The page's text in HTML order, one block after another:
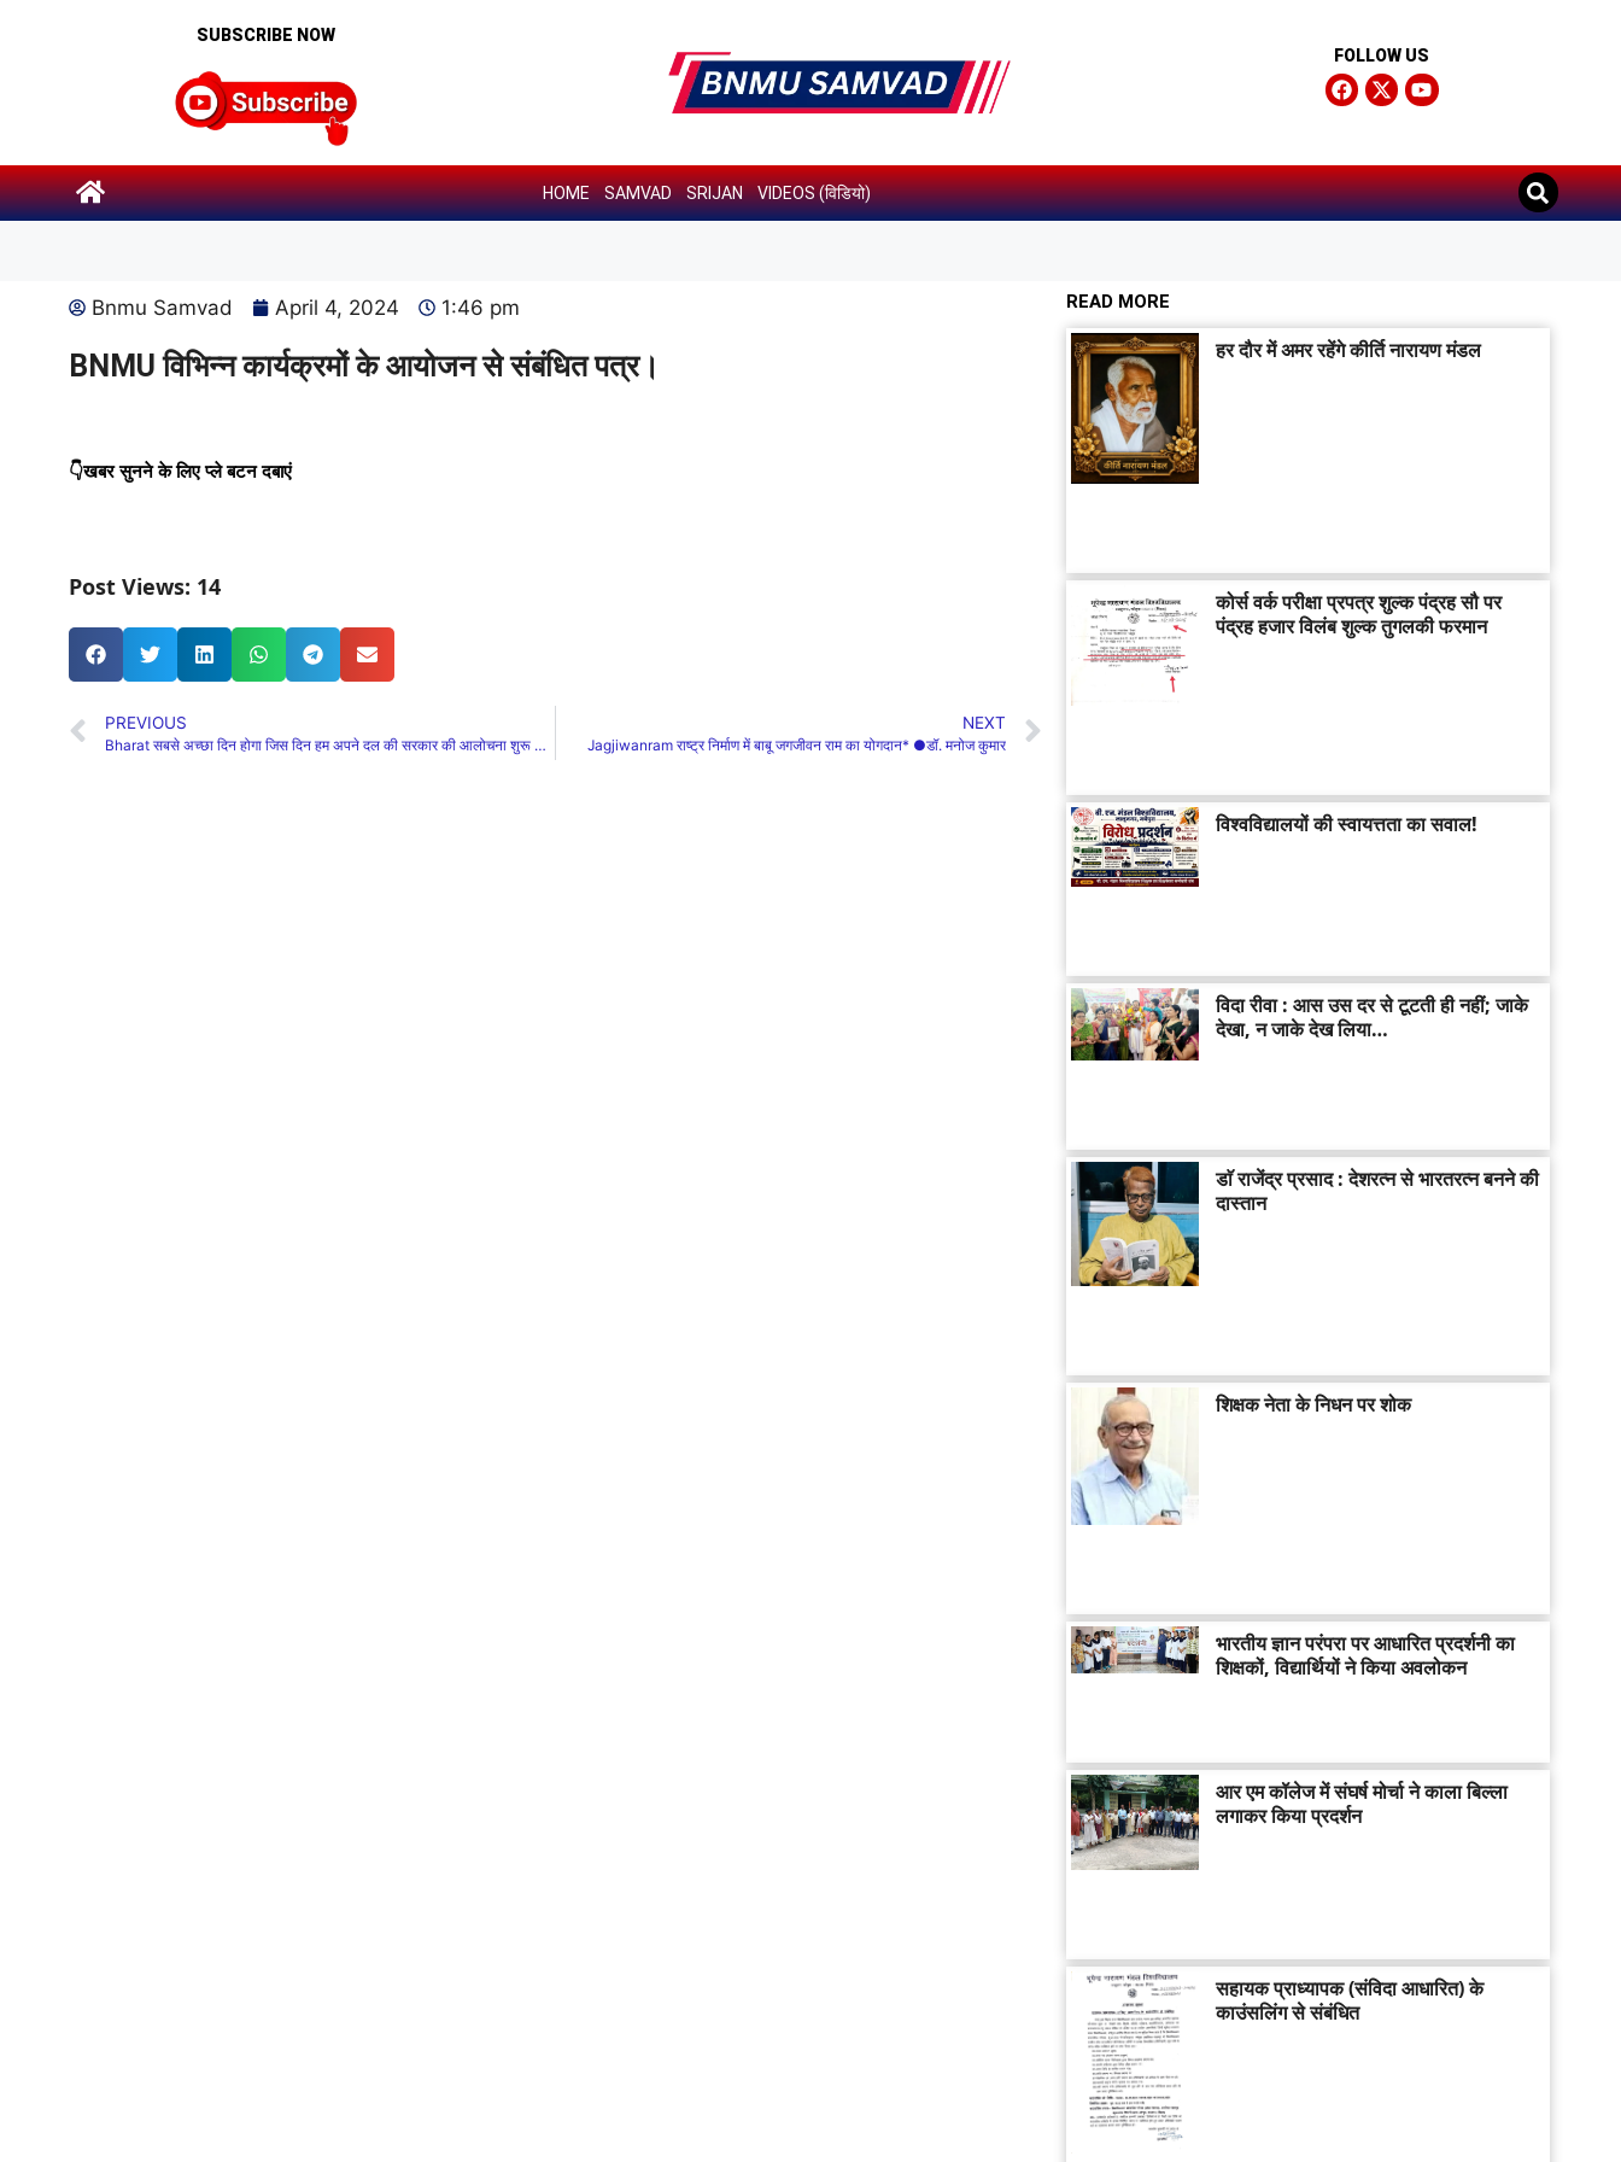
SUBSCRIBE NOW
FOLLOW US
HOME SAMVAD SRIJAN VIDEOS (विडियो)
Bnmu Samvad April 4, 2024 1:46 pm
BNMU विभिन्न कार्यक्रमों के आयोजन से संबंधित पत्र।
👇खबर सुनने के लिए प्ले बटन दबाएं
Post Views: 14
PREVIOUS
Bharat सबसे अच्छा दिन होगा जिस दिन हम अपने दल की सरकार की आलोचना शुरू करेंगे-रघु ठाकुर
NEXT
Jagjiwanram राष्ट्र निर्माण में बाबू जगजीवन राम का योगदान* ●डॉ. मनोज कुमार
READ MORE
हर दौर में अमर रहेंगे कीर्ति नारायण मंडल
कोर्स वर्क परीक्षा प्रपत्र शुल्क पंद्रह सौ पर
पंद्रह हजार विलंब शुल्क तुगलकी फरमान
विश्वविद्यालयों की स्वायत्तता का सवाल!
विदा रीवा : आस उस दर से टूटती ही नहीं; जाके
देखा, न जाके देख लिया…
डाॅ राजेंद्र प्रसाद : देशरत्न से भारतरत्न बनने की
दास्तान
शिक्षक नेता के निधन पर शोक
भारतीय ज्ञान परंपरा पर आधारित प्रदर्शनी का
शिक्षकों, विद्यार्थियों ने किया अवलोकन
आर एम कॉलेज में संघर्ष मोर्चा ने काला बिल्ला
लगाकर किया प्रदर्शन
सहायक प्राध्यापक (संविदा आधारित) के
काउंसलिंग से संबंधित